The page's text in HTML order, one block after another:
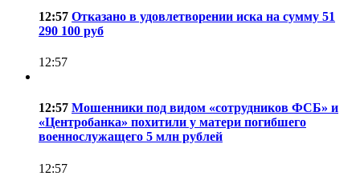
12:57 Отказано в удовлетворении иска на сумму 51
290 100 руб
12:57
12:57 Мошенники под видом «сотрудников ФСБ» и
«Центробанка» похитили у матери погибшего
военнослужащего 5 млн рублей
12:57